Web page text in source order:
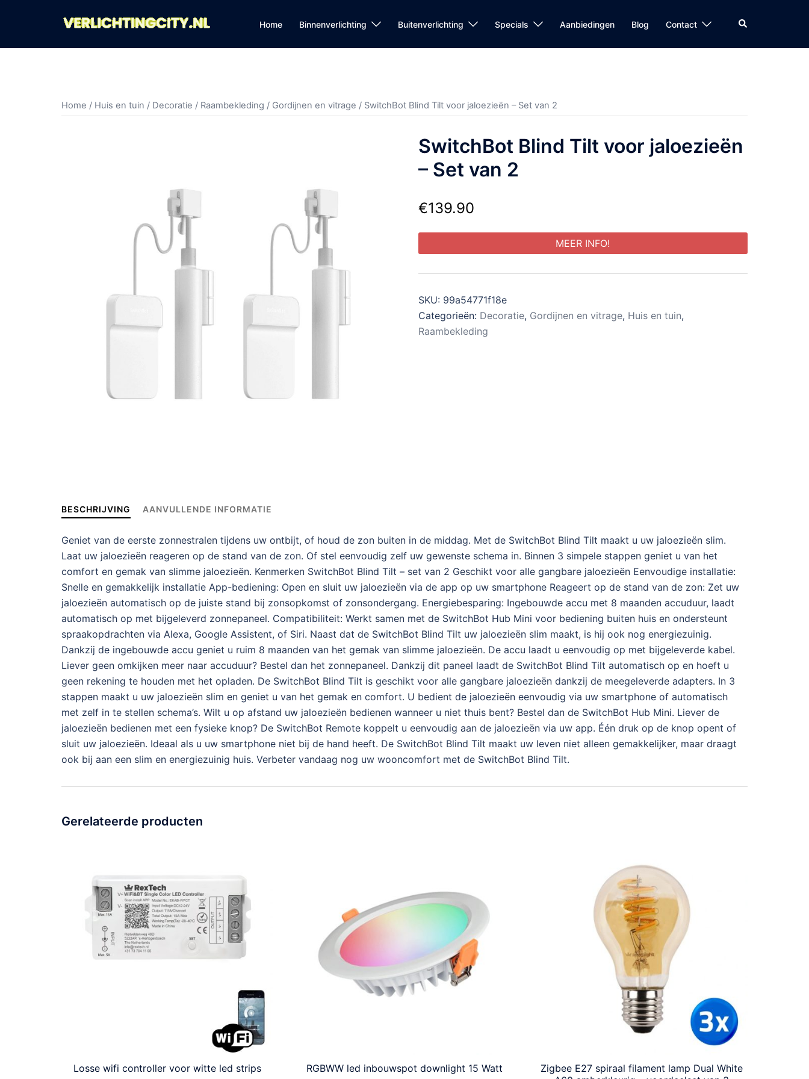
Home Binnenverlichting Buitenverlichting Specials Aanbiedingen Blog Contact Zoeken
Home / Huis en tuin / Decoratie / Raambekleding / Gordijnen en vitrage / SwitchBot Blind Tilt voor jaloezieën – Set van 2
SwitchBot Blind Tilt voor jaloezieën
– Set van 2
€139.90
MEER INFO!
SKU: 99a54771f18e
Categorieën: Decoratie, Gordijnen en vitrage, Huis en tuin,
Raambekleding
BESCHRIJVING AANVULLENDE INFORMATIE
Geniet van de eerste zonnestralen tijdens uw ontbijt, of houd de zon buiten in de middag. Met de SwitchBot Blind Tilt maakt u uw jaloezieën slim.
Laat uw jaloezieën reageren op de stand van de zon. Of stel eenvoudig zelf uw gewenste schema in. Binnen 3 simpele stappen geniet u van het
comfort en gemak van slimme jaloezieën. Kenmerken SwitchBot Blind Tilt – set van 2 Geschikt voor alle gangbare jaloezieën Eenvoudige installatie:
Snelle en gemakkelijk installatie App-bediening: Open en sluit uw jaloezieën via de app op uw smartphone Reageert op de stand van de zon: Zet uw
jaloezieën automatisch op de juiste stand bij zonsopkomst of zonsondergang. Energiebesparing: Ingebouwde accu met 8 maanden accuduur, laadt
automatisch op met bijgeleverd zonnepaneel. Compatibiliteit: Werkt samen met de SwitchBot Hub Mini voor bediening buiten huis en ondersteunt
spraakopdrachten via Alexa, Google Assistent, of Siri. Naast dat de SwitchBot Blind Tilt uw jaloezieën slim maakt, is hij ook nog energiezuinig.
Dankzij de ingebouwde accu geniet u ruim 8 maanden van het gemak van slimme jaloezieën. De accu laadt u eenvoudig op met bijgeleverde kabel.
Liever geen omkijken meer naar accuduur? Bestel dan het zonnepaneel. Dankzij dit paneel laadt de SwitchBot Blind Tilt automatisch op en hoeft u
geen rekening te houden met het opladen. De SwitchBot Blind Tilt is geschikt voor alle gangbare jaloezieën dankzij de meegeleverde adapters. In 3
stappen maakt u uw jaloezieën slim en geniet u van het gemak en comfort. U bedient de jaloezieën eenvoudig via uw smartphone of automatisch
met zelf in te stellen schema’s. Wilt u op afstand uw jaloezieën bedienen wanneer u niet thuis bent? Bestel dan de SwitchBot Hub Mini. Liever de
jaloezieën bedienen met een fysieke knop? De SwitchBot Remote koppelt u eenvoudig aan de jaloezieën via uw app. Één druk op de knop opent of
sluit uw jaloezieën. Ideaal als u uw smartphone niet bij de hand heeft. De SwitchBot Blind Tilt maakt uw leven niet alleen gemakkelijker, maar draagt
ook bij aan een slim en energiezuinig huis. Verbeter vandaag nog uw wooncomfort met de SwitchBot Blind Tilt.
Gerelateerde producten
Losse wifi controller voor witte led strips RGBWW led inbouwspot downlight 15 Watt
Zigbee E27 spiraal filament lamp Dual White